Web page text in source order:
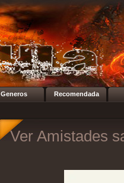
Generos Recomendada
Ver Amistades